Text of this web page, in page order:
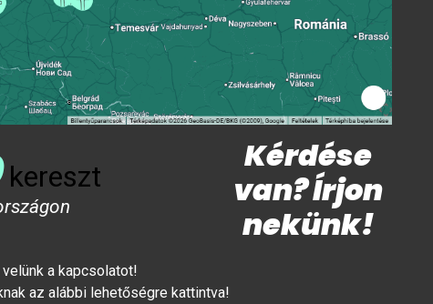
kereszt
Kérdése
van? Írjon
nekünk!
a kapcsolatot!
az alábbi lehetőségre kattintva!